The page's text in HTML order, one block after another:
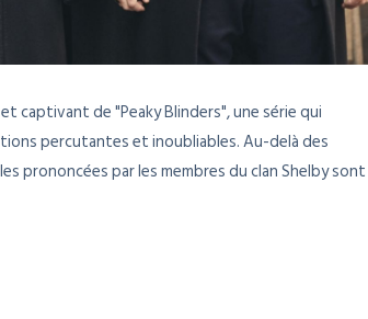
captivant de "Peaky Blinders", une série qui
percutantes et inoubliables. Au-delà des
prononcées par les membres du clan Shelby sont